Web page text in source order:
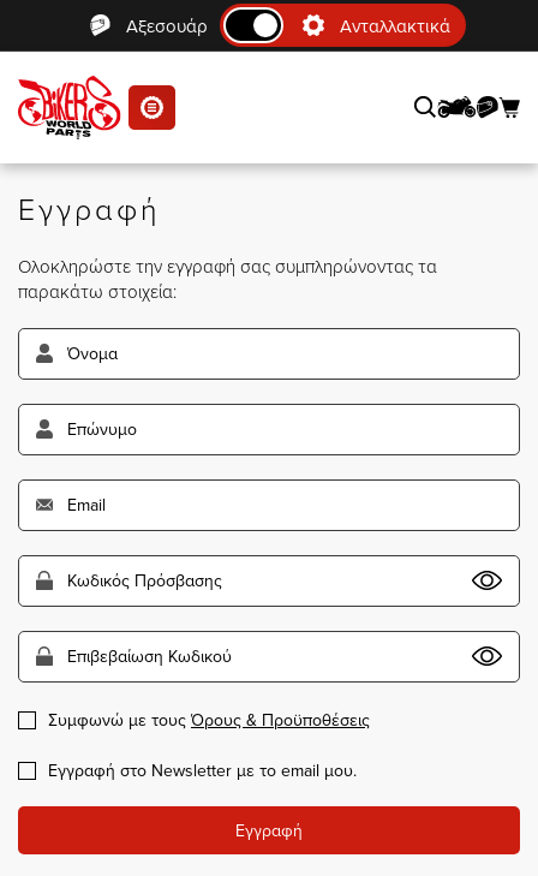
menu
Αξεσουάρ Ανταλλακτικά
Εγγραφή
Ολοκληρώστε την εγγραφή σας συμπληρώνοντας τα
παρακάτω στοιχεία:
Συμφωνώ με τους Όρους & Προϋποθέσεις
Εγγραφή στο Newsletter με το email μου.
Εγγραφή